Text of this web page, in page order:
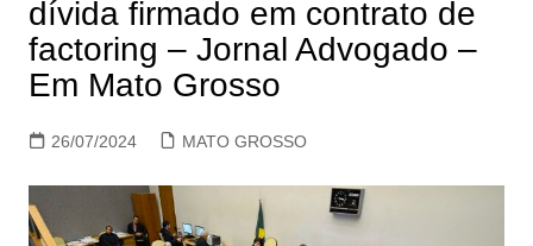
dívida firmado em contrato de
factoring – Jornal Advogado –
Em Mato Grosso
26/07/2024 MATO GROSSO